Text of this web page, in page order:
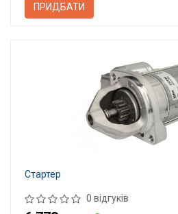
ПРИДБАТИ
Стартер
0 відгуків